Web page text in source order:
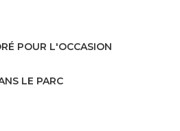
POUR L'OCCASION
LE PARC